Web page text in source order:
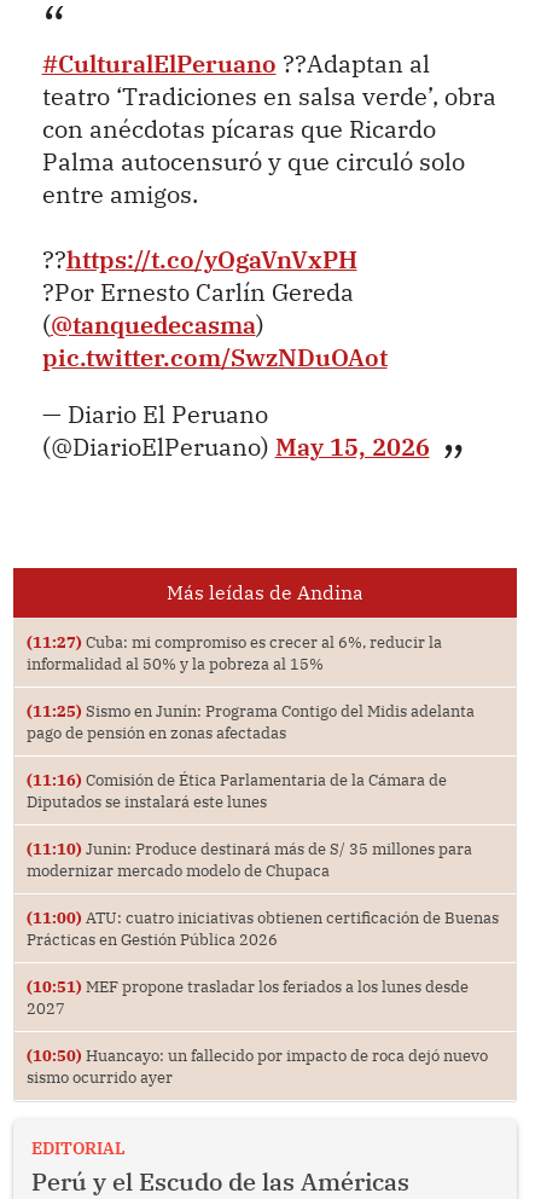
#CulturalElPeruano ??Adaptan al
teatro ‘Tradiciones en salsa verde’, obra
con anécdotas pícaras que Ricardo
Palma autocensuró y que circuló solo
entre amigos.
??https://t.co/yOgaVnVxPH
?Por Ernesto Carlín Gereda
(@tanquedecasma)
pic.twitter.com/SwzNDuOAot
— Diario El Peruano
(@DiarioElPeruano) May 15, 2026
Más leídas de Andina
(11:27) Cuba: mi compromiso es crecer al 6%, reducir la
informalidad al 50% y la pobreza al 15%
(11:25) Sismo en Junín: Programa Contigo del Midis adelanta
pago de pensión en zonas afectadas
(11:16) Comisión de Ética Parlamentaria de la Cámara de
Diputados se instalará este lunes
(11:10) Junin: Produce destinará más de S/ 35 millones para
modernizar mercado modelo de Chupaca
(11:00) ATU: cuatro iniciativas obtienen certificación de Buenas
Prácticas en Gestión Pública 2026
(10:51) MEF propone trasladar los feriados a los lunes desde
2027
(10:50) Huancayo: un fallecido por impacto de roca dejó nuevo
sismo ocurrido ayer
EDITORIAL
Perú y el Escudo de las Américas